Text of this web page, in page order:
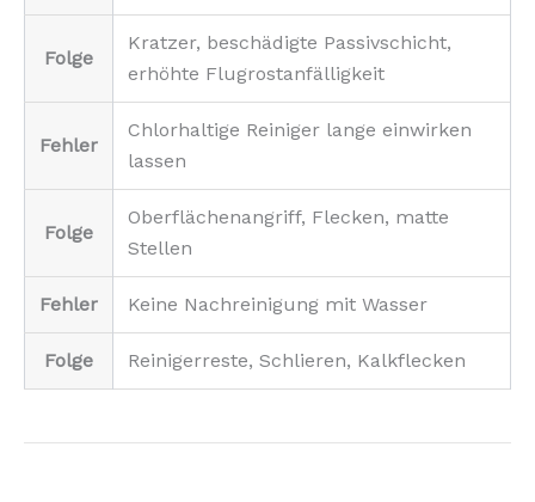
Folge
Kratzer, beschädigte Passivschicht,
erhöhte Flugrostanfälligkeit
Fehler
Chlorhaltige Reiniger lange einwirken
lassen
Folge
Oberflächenangriff, Flecken, matte
Stellen
Fehler Keine Nachreinigung mit Wasser
Folge Reinigerreste, Schlieren, Kalkflecken